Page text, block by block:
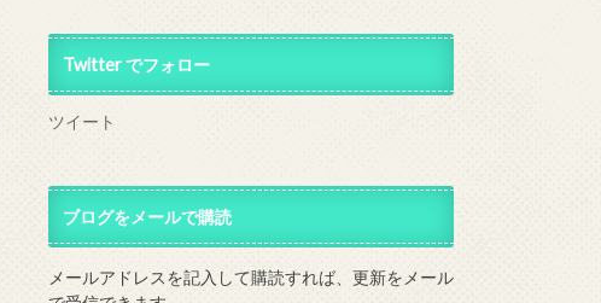
Twitter でフォロー
ツイート
ブログをメールで購読
メールアドレスを記入して購読すれば、更新をメール